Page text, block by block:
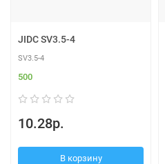
JIDC SV3.5-4
SV3.5-4
500
10.28р.
В корзину